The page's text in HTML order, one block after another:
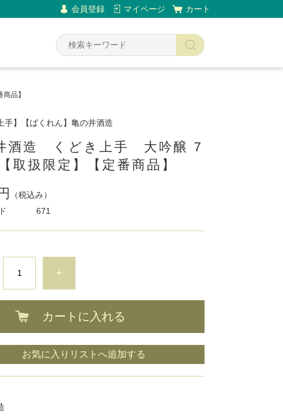
会員登録 マイページ カート
品】
手】【ばくれん】亀の井酒造
酒造 くどき上手 大吟醸 7
取扱限定】【定番商品】
（税込み）
671
+
カートに入れる
お気に入りリストへ追加する